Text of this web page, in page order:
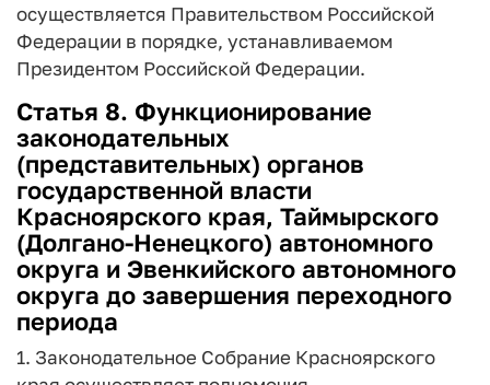
осуществляется Правительством Российской
Федерации в порядке, устанавливаемом
Президентом Российской Федерации.
Статья 8. Функционирование
законодательных
(представительных) органов
государственной власти
Красноярского края, Таймырского
(Долгано-Ненецкого) автономного
округа и Эвенкийского автономного
округа до завершения переходного
периода
1. Законодательное Собрание Красноярского